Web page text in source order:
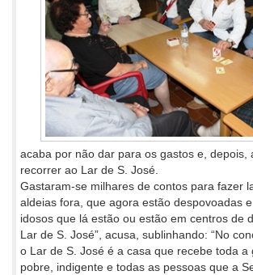
acaba por não dar para os gastos e, depois,
recorrer ao Lar de S. José.
Gastaram-se milhares de contos para fazer
aldeias fora, que agora estão despovoadas
idosos que lá estão ou estão em centros de
Lar de S. José”, acusa, sublinhando: “No
o Lar de S. José é a casa que recebe toda a
pobre, indigente e todas as pessoas que a